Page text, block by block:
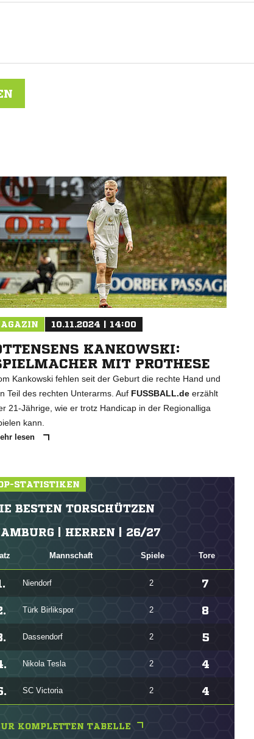
10.11.2024 | 14:00
KANKOWSKI:
MIT PROTHESE
Kankowski fehlen seit der Geburt die rechte Hand und
Teil des rechten Unterarms. Auf FUSSBALL.de erzählt
21-Jährige, wie er trotz Handicap in der Regionalliga
kann.
lesen
STATISTIKEN
BESTEN TORSCHÜTZEN
| HERREN | 26/27
Mannschaft Spiele Tore
Niendorf 2 7
Türk Birlikspor 2 8
Dassendorf 2 5
Nikola Tesla 2 4
SC Victoria 2 4
KOMPLETTEN TABELLE